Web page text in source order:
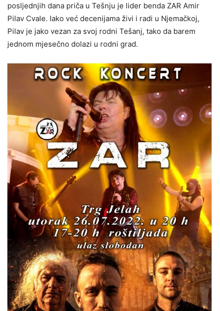
posljednjih dana priča u Tešnju je lider benda ZAR Amir
Pilav Cvale. Iako već decenijama živi i radi u Njemačkoj,
Pilav je jako vezan za svoj rodni Tešanj, tako da barem
jednom mjesečno dolazi u rodni grad.